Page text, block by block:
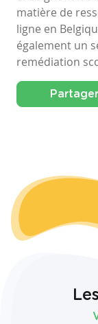
matière de
ligne en
également un
remédiation